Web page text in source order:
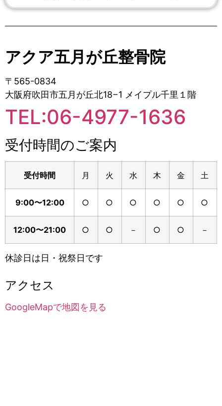
アクア五月が丘整骨院
〒565-0834
大阪府吹田市五月が丘北18−1 メイプル千里１階
TEL:06-4977-1636
受付時間のご案内
受付時間 月 火 水 木 金 土
9:00〜12:00 ○ ○ ○ ○ ○ ○
12:00〜21:00 ○ ○ － ○ ○ －
休診日は日・祝祭日です
アクセス
GoogleMapで地図を見る